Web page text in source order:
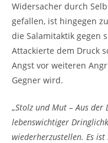
Widersacher durch
gefallen, ist hingegen
die Salamitaktik gegen
Attackierte dem Druck
Angst vor weiteren
Gegner wird.
„Stolz und Mut – Aus der
lebenswichtiger
wiederherzustellen. Es